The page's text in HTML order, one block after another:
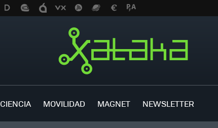
CIENCIA MOVILIDAD MAGNET NEWSLETTER